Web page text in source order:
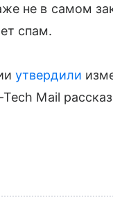
не в самом
спам.
утвердили
Mail